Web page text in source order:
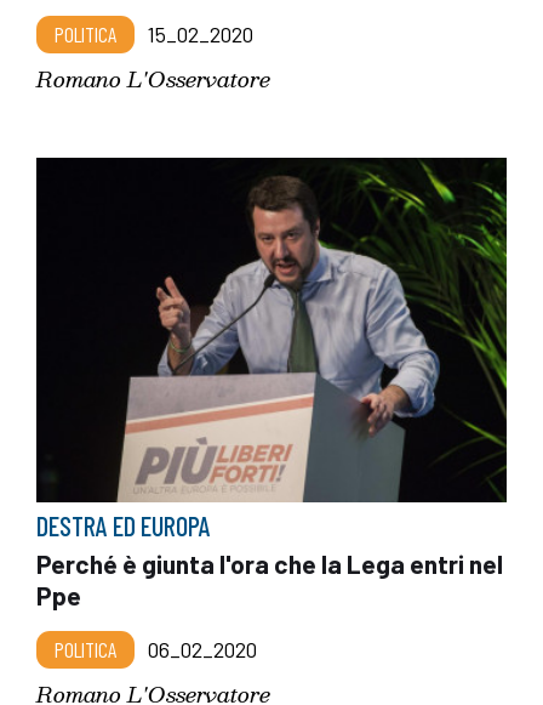
POLITICA 15_02_2020
Romano L'Osservatore
DESTRA ED EUROPA
Perché è giunta l'ora che la Lega entri nel
Ppe
POLITICA 06_02_2020
Romano L'Osservatore